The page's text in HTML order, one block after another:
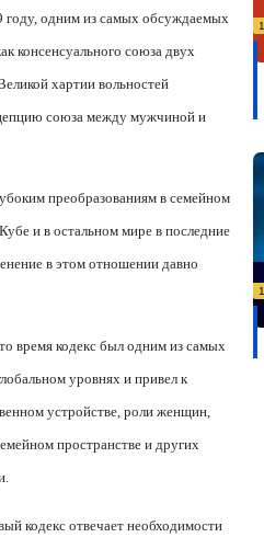
году, одним из самых обсуждаемых
консенсуального союза двух
хартии вольностей
союза между мужчиной и
преобразованиям в семейном
и в остальном мире в последние
в этом отношении давно
время кодекс был одним из самых
уровнях и привел к
устройстве, роли женщин,
пространстве и других
кодекс отвечает необходимости